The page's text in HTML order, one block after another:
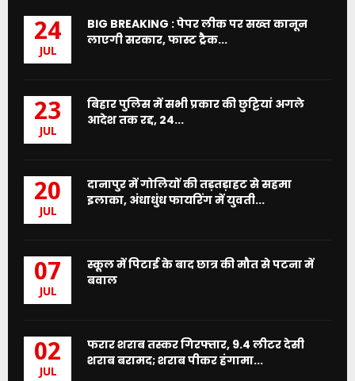
24
JUL
BIG BREAKING : पेपर लीक पर सख्त कानून
लाएगी सरकार, फास्ट ट्रैक...
23
JUL
बिहार पुलिस में सभी प्रकार की छुट्टियां अगले
आदेश तक रद्द, 24...
20
JUL
दानापुर में गोलियों की तड़तड़ाहट से सहमा
इलाका, अंधाधुंध फायरिंग में युवती...
07
JUL
स्कूल में पिटाई के बाद छात्र की मौत से पटना में
बवाल
02
JUL
फरार शराब तस्कर गिरफ्तार, 9.4 लीटर देसी
शराब बरामद; शराब पीकर हंगामा...